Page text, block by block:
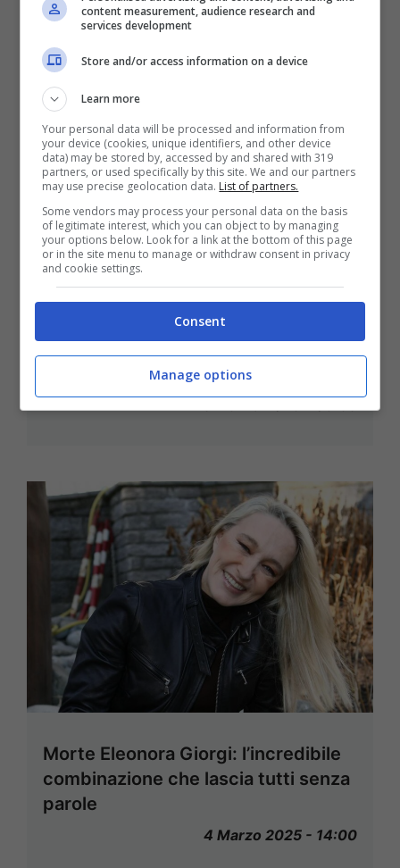
La morte in solitudine di Gene
moglie, uccisa dall’hantavirus
Morte Eleonora Giorgi: l’incredibile
combinazione che lascia tutti senza
parole
4 Marzo 2025 - 14:00
content measurement, audience research and
services development
Store and/or access information on a device
Learn more
Your personal data will be processed and information from
your device (cookies, unique identifiers, and other device
data) may be stored by, accessed by and shared with 319
partners, or used specifically by this site. We and our partners
may use precise geolocation data. List of partners.
Some vendors may process your personal data on the basis
of legitimate interest, which you can object to by managing
your options below. Look for a link at the bottom of this page
or in the site menu to manage or withdraw consent in privacy
and cookie settings.
Consent
Manage options